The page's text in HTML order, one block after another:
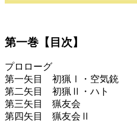
第一巻【目次】
プロローグ
第一矢目 初猟Ⅰ・空気銃
第二矢目 初猟Ⅱ・ハト
第三矢目 猟友会
第四矢目 猟友会Ⅱ